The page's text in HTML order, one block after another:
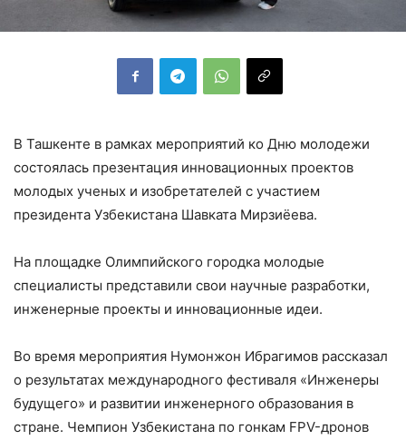
В Ташкенте в рамках мероприятий ко Дню молодежи
состоялась презентация инновационных проектов
молодых ученых и изобретателей с участием
президента Узбекистана Шавката Мирзиёева.
На площадке Олимпийского городка молодые
специалисты представили свои научные разработки,
инженерные проекты и инновационные идеи.
Во время мероприятия Нумонжон Ибрагимов рассказал
о результатах международного фестиваля «Инженеры
будущего» и развитии инженерного образования в
стране. Чемпион Узбекистана по гонкам FPV-дронов